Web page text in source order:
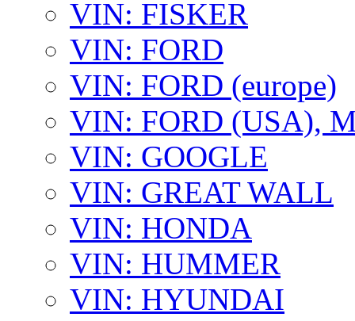
VIN: FISKER
VIN: FORD
VIN: FORD (europe)
VIN: FORD (USA),
VIN: GOOGLE
VIN: GREAT WALL
VIN: HONDA
VIN: HUMMER
VIN: HYUNDAI